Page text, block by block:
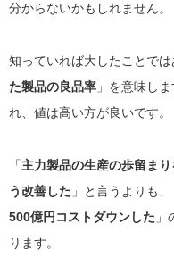
分からないかもしれません。
知っていれば大したことで
た製品の良品率 」を意味し
れ、値は高い方が良いです。
「主力製品の生産の歩留ま
う改善した 」と言うよりも、
500億円コストダウンした
ります。